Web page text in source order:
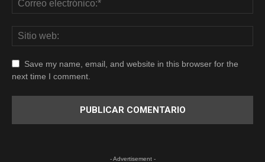
Save my name, email, and website in this browser for the
next time I comment.
- Advertisement -